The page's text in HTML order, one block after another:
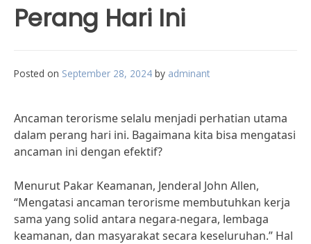
Perang Hari Ini
Posted on September 28, 2024 by adminant
Ancaman terorisme selalu menjadi perhatian utama
dalam perang hari ini. Bagaimana kita bisa mengatasi
ancaman ini dengan efektif?
Menurut Pakar Keamanan, Jenderal John Allen,
“Mengatasi ancaman terorisme membutuhkan kerja
sama yang solid antara negara-negara, lembaga
keamanan, dan masyarakat secara keseluruhan.” Hal